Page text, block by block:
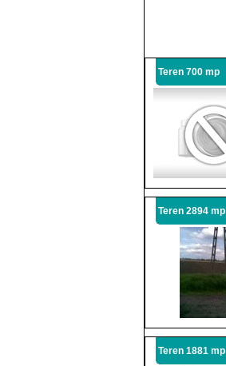
Teren 700 mp
Teren 2894 mp
Teren 1881 mp